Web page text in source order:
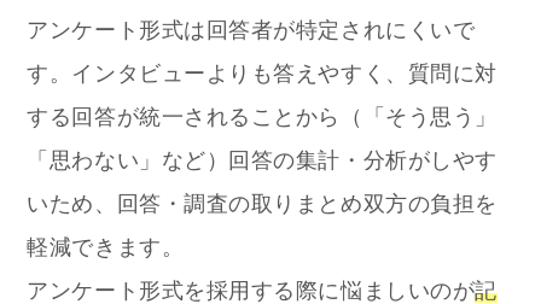
アンケート形式は回答者が特定されにくいで
す。インタビューよりも答えやすく、質問に対
する回答が統一されることから（「そう思う」
「思わない」など）回答の集計・分析がしやす
いため、回答・調査の取りまとめ双方の負担を
軽減できます。
アンケート形式を採用する際に悩ましいのが記